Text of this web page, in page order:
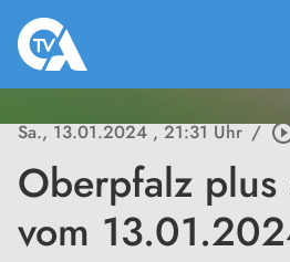
Sa., 13.01.2024, 21:31 Uhr /
Oberpfalz
vom